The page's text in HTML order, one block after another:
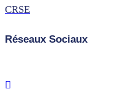
CRSE
Réseaux Sociaux